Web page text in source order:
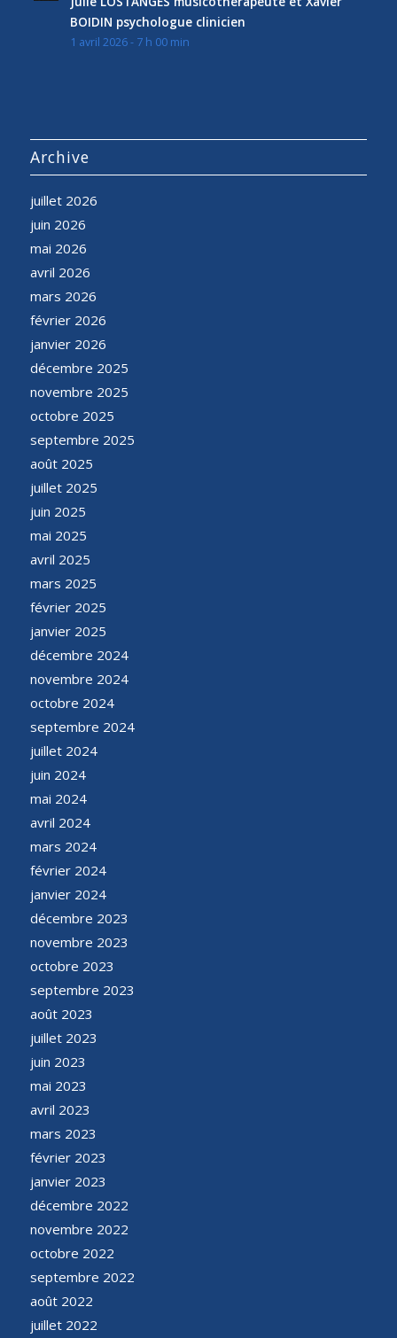
BOIDIN psychologue clinicien
1 avril 2026 - 7 h 00 min
Archive
juillet 2026
juin 2026
mai 2026
avril 2026
mars 2026
février 2026
janvier 2026
décembre 2025
novembre 2025
octobre 2025
septembre 2025
août 2025
juillet 2025
juin 2025
mai 2025
avril 2025
mars 2025
février 2025
janvier 2025
décembre 2024
novembre 2024
octobre 2024
septembre 2024
juillet 2024
juin 2024
mai 2024
avril 2024
mars 2024
février 2024
janvier 2024
décembre 2023
novembre 2023
octobre 2023
septembre 2023
août 2023
juillet 2023
juin 2023
mai 2023
avril 2023
mars 2023
février 2023
janvier 2023
décembre 2022
novembre 2022
octobre 2022
septembre 2022
août 2022
juillet 2022